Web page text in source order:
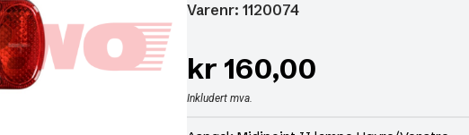
Varenr: 1120074
kr 160,00
Inkludert mva.